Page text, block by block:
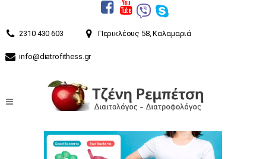
2310 430 603 Περικλέους 58, Καλαμαριά
info@diatrofithess.gr